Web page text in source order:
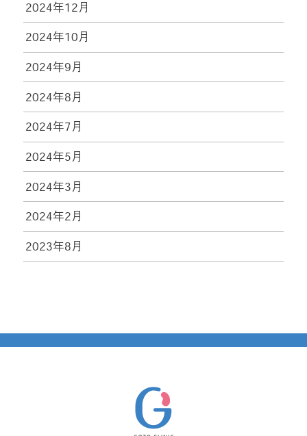
2024年12月
2024年10月
2024年9月
2024年8月
2024年7月
2024年5月
2024年3月
2024年2月
2023年8月